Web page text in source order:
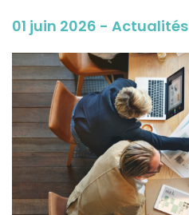
01 juin 2026 - Actualités